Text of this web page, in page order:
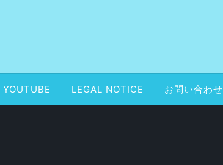
YOUTUBE LEGAL NOTICE お問い合わせ